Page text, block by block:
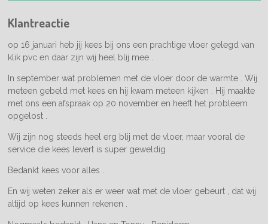
Klantreactie
op 16 januari heb jij kees bij ons een prachtige vloer gelegd van
klik pvc en daar zijn wij heel blij mee .
In september wat problemen met de vloer door de warmte . Wij
meteen gebeld met kees en hij kwam meteen kijken . Hij maakte
met ons een afspraak op 20 november en heeft het probleem
opgelost .
Wij zijn nog steeds heel erg blij met de vloer, maar vooral de
service die kees levert is super geweldig .
Bedankt kees voor alles .
En wij weten zeker als er weer wat met de vloer gebeurt , dat wij
altijd op kees kunnen rekenen .